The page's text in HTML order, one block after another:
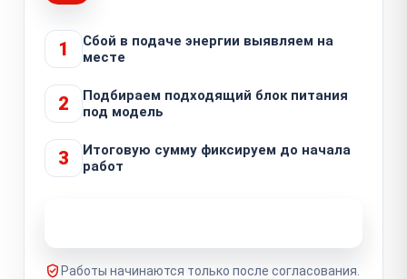
1
Сбой в подаче энергии выявляем на
месте
2
Подбираем подходящий блок питания
под модель
3
Итоговую сумму фиксируем до начала
работ
Работы начинаются только после согласования.